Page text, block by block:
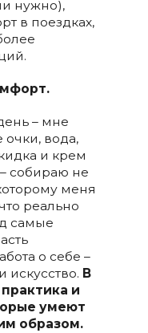
нужно),
в поездках,
– мне
вода,
и крем
– собираю не
меня
реально
самые
о себе –
искусство. В
и
умеют
образом.